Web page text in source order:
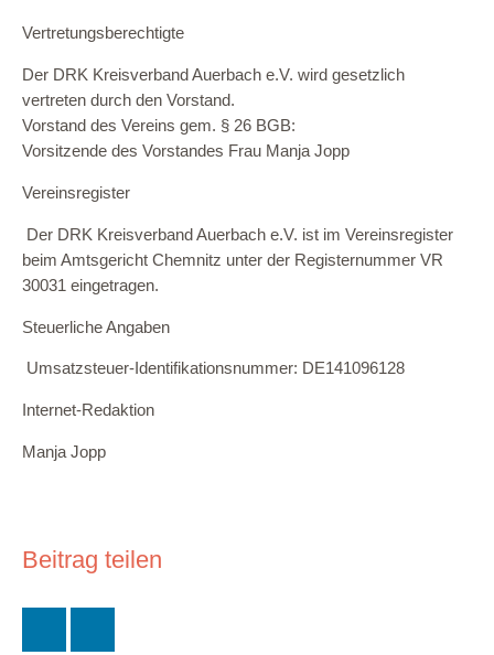
Vertretungsberechtigte
Der DRK Kreisverband Auerbach e.V. wird gesetzlich
vertreten durch den Vorstand.
Vorstand des Vereins gem. § 26 BGB:
Vorsitzende des Vorstandes Frau Manja Jopp
Vereinsregister
Der DRK Kreisverband Auerbach e.V. ist im Vereinsregister
beim Amtsgericht Chemnitz unter der Registernummer VR
30031 eingetragen.
Steuerliche Angaben
Umsatzsteuer-Identifikationsnummer: DE141096128
Internet-Redaktion
Manja Jopp
Beitrag teilen